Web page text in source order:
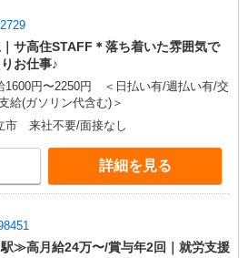
サ高住STAFF＊落ち着いた雰囲気で
お仕事♪
1600円〜2250円 ＜日払い有/週払い有/交
給(ガソリン代含む)＞
市 来社不要/面接なし
詳細を見る
≫高月給24万〜/賞与年2回｜就労支援